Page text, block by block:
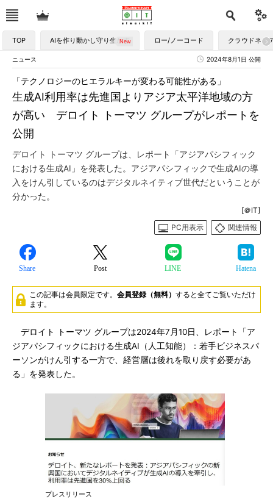
TOP AIを作り動かし守り生かす ロー/ノーコード クラウドネイ
ニュース 2024年8月1日 公開
生成AI利用率は先進国よりアジア太平洋地域の方
が高い デロイト トーマツ グループがレポートを
公開
「テクノロジーのヒエラルキーが変わる可能性がある」
デロイト トーマツ グループは、レポート「アジアパシフィック
における生成AI」を発表した。アジアパシフィックで生成AIの導
入をけん引しているのはデジタルネイティブ世代だということが
分かった。
[＠IT]
PC用表示
関連情報
Share Post LINE Hatena
この記事は会員限定です。 会員登録（無料） すると全てご覧いただけ
ます。
デロイト トーマツ グループは2024年7月10日、レポート「ア
ジアパシフィックにおける生成AI（人工知能）：若手ビジネスパ
ーソンがけん引する一方で、経営層は後れを取り戻す必要があ
る」を発表した。
プレスリリース